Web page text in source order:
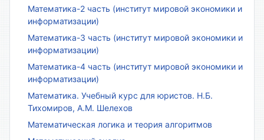
Математика-2 часть (институт мировой экономики и
информатизации)
Математика-3 часть (институт мировой экономики и
информатизации)
Математика-4 часть (институт мировой экономики и
информатизации)
Математика. Учебный курс для юристов. Н.Б.
Тихомиров, А.М. Шелехов
Математическая логика и теория алгоритмов